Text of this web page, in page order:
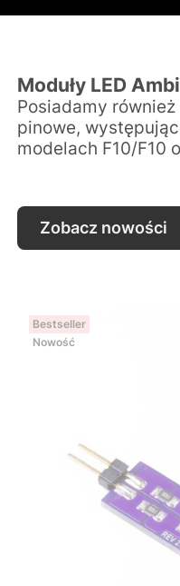
Moduły LED
Posiadamy
pinowe,
modelach F10/F10
Zobacz nowości
Bestseller
Nowość